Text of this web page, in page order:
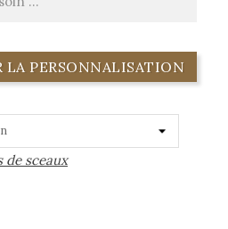
LA PERSONNALISATION
de sceaux